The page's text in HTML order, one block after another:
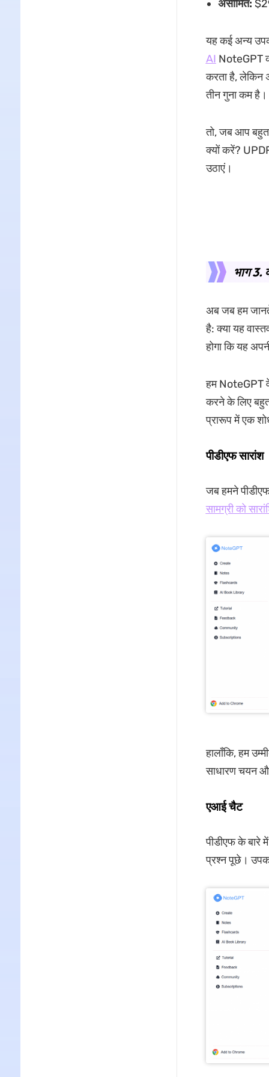
असीमित:
यह कई अन्य
AI NoteGPT
करता है, लेकिन
तीन गुना कम है।
तो, जब आप बहुत
क्यों करें?
उठाएं।
भाग
अब जब हम
है: क्या यह
होगा कि यह
हम NoteGPT
करने के लिए
प्रारूप में एक
पीडीएफ सारांश
जब हमने
सामग्री को
हालाँकि, हम
साधारण चयन
एआई चैट
पीडीएफ के
प्रश्न पूछे।